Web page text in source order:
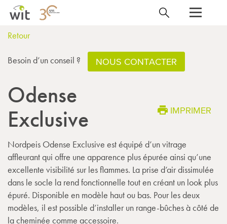
Retour
Besoin d’un conseil ? NOUS CONTACTER
Odense
Exclusive
IMPRIMER
Nordpeis Odense Exclusive est équipé d’un vitrage
affleurant qui offre une apparence plus épurée ainsi qu’une
excellente visibilité sur les flammes. La prise d’air dissimulée
dans le socle la rend fonctionnelle tout en créant un look plus
épuré. Disponible en modèle haut ou bas. Pour les deux
modèles, il est possible d’installer un range-bûches à côté de
la cheminée comme accessoire.